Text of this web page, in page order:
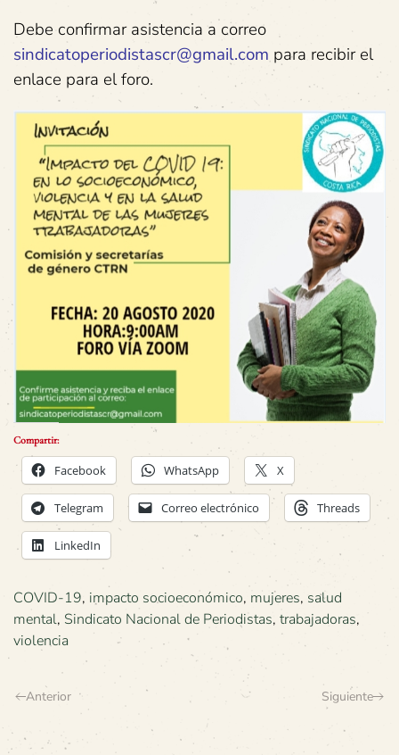
Debe confirmar asistencia a correo
sindicatoperiodistascr@gmail.compara recibir el
enlace para el foro.
Compartir:
Facebook WhatsApp X
Telegram Correo electrónico Threads
LinkedIn
COVID-19, impacto socioeconómico, mujeres, salud
mental, Sindicato Nacional de Periodistas, trabajadoras,
violencia
Anterior Siguiente